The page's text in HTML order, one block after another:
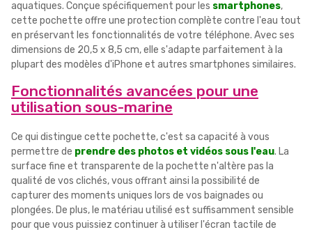
aquatiques. Conçue spécifiquement pour les smartphones,
cette pochette offre une protection complète contre l'eau tout
en préservant les fonctionnalités de votre téléphone. Avec ses
dimensions de 20,5 x 8,5 cm, elle s'adapte parfaitement à la
plupart des modèles d'iPhone et autres smartphones similaires.
Fonctionnalités avancées pour une
utilisation sous-marine
Ce qui distingue cette pochette, c'est sa capacité à vous
permettre de prendre des photos et vidéos sous l'eau. La
surface fine et transparente de la pochette n'altère pas la
qualité de vos clichés, vous offrant ainsi la possibilité de
capturer des moments uniques lors de vos baignades ou
plongées. De plus, le matériau utilisé est suffisamment sensible
pour que vous puissiez continuer à utiliser l'écran tactile de